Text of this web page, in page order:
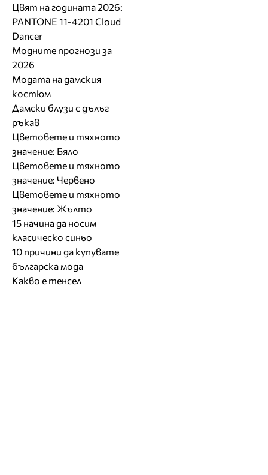
Цвят на годината 2026:
PANTONE 11-4201 Cloud
Dancer
Модните прогнози за
2026
Модата на дамския
костюм
Дамски блузи с дълъг
ръкав
Цветовете и тяхното
значение: Бяло
Цветовете и тяхното
значение: Червено
Цветовете и тяхното
значение: Жълто
15 начина да носим
класическо синьо
10 причини да купувате
българска мода
Какво е тенсел